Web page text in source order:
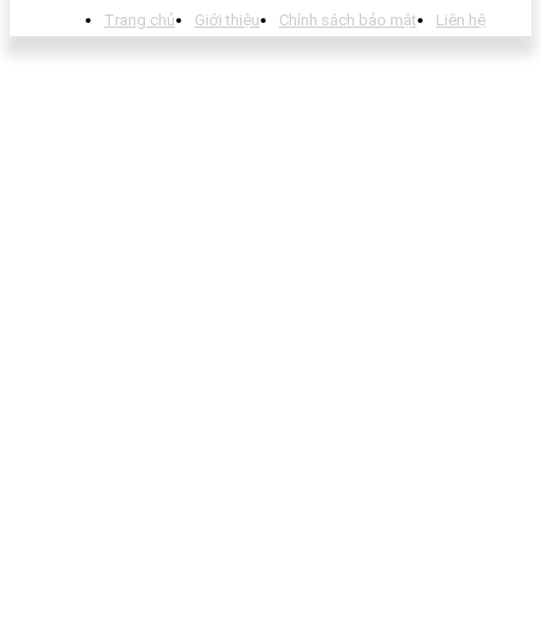
Trang chủ
Giới thiệu Chính sách bảo mật Liên hệ